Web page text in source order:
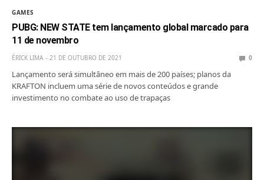
GAMES
PUBG: NEW STATE tem lançamento global marcado para
11 de novembro
ÉRICK LIMA 21 DE OUTUBRO DE 2021 0
Lançamento será simultâneo em mais de 200 países; planos da
KRAFTON incluem uma série de novos conteúdos e grande
investimento no combate ao uso de trapaças